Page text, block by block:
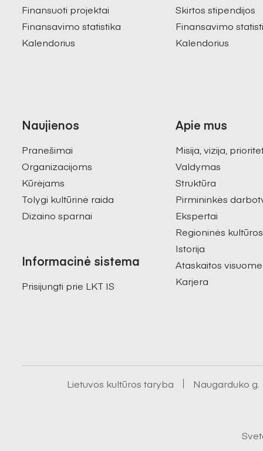
Finansuoti projektai
Finansavimo statistika
Kalendorius
Skirtos stipendijos
Finansavimo
Kalendorius
Naujienos
Pranešimai
Organizacijoms
Kūrėjams
Tolygi kultūrinė raida
Dizaino sparnai
Informacinė sistema
Prisijungti prie LKT IS
Apie mus
Misija, vizija,
Valdymas
Struktūra
Pirmininkės
Ekspertai
Regioninės
Istorija
Ataskaitos
Karjera
Lietuvos kultūros taryba Naugarduko g.